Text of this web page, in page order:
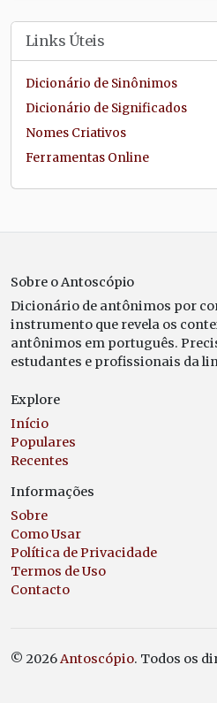
Links Úteis
Dicionário de Sinônimos
Dicionário de Significados
Nomes Criativos
Ferramentas Online
Sobre o Antoscópio
Dicionário de antônimos por
instrumento que revela os
antônimos em português.
estudantes e profissionais da
Explore
Início
Populares
Recentes
Informações
Sobre
Como Usar
Política de Privacidade
Termos de Uso
Contacto
© 2026Antoscópio. Todos os